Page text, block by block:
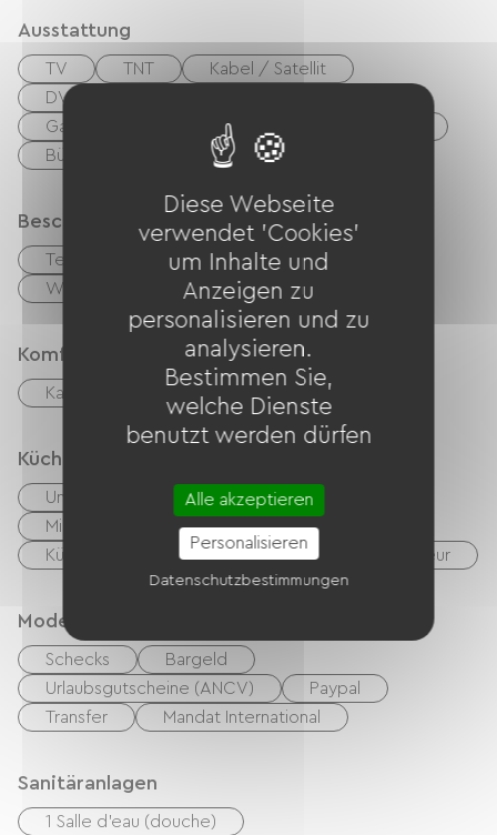
circuit des ajoncs, le site du gouffre.
Ausstattung
TV TNT
Kabel / Satellit
DVD-Player
Gartenmöbel
Babyausstattung
Bügelausrüstung
Waschmaschine
Beschreibung
Terrasse
Privates, umzäuntes Gelände
Wohnzimmer / Aufenthaltsraum
Komfort
Kamin
Küche
Unabhängige Küche
Cuisinière
Mikrowelle
Vier
Hotte strebt
Kühlschrank
Congélateur
Modes de paiement
Schecks
Bargeld
Urlaubsgutscheine (ANCV)
Paypal
Transfer
Mandat International
Sanitäranlagen
1 Salle d'eau (douche)
Diese Webseite
verwendet 'Cookies'
um Inhalte und
Anzeigen zu
personalisieren und zu
analysieren.
Bestimmen Sie,
welche Dienste
benutzt werden dürfen
Alle akzeptieren
Personalisieren
Datenschutzbestimmungen